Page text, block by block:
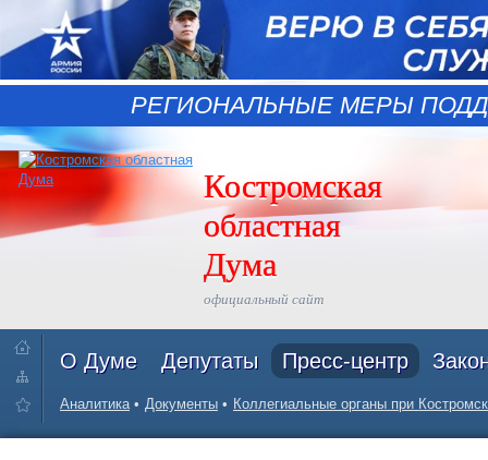
РЕГИОНАЛЬНЫЕ МЕРЫ
Костромская
областная
Дума
официальный сайт
О Думе Депутаты Пресс-центр
Аналитика Документы Коллегиальные органы при